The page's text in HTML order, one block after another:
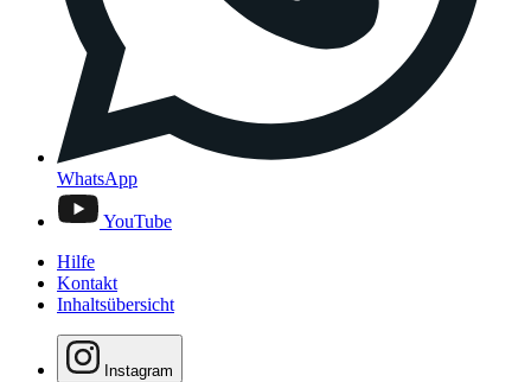
WhatsApp
YouTube
Hilfe
Kontakt
Inhaltsübersicht
Instagram